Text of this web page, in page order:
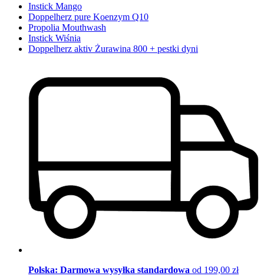
Instick Mango
Doppelherz pure Koenzym Q10
Propolia Mouthwash
Instick Wiśnia
Doppelherz aktiv Żurawina 800 + pestki dyni
Polska: Darmowa wysyłka standardowa od 199,00 zł